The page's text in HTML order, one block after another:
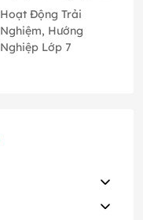
Hướng Nghiệp lớp 7
bản 1 Chân Trời
Sáng Tạo
Hoạt Động Trải
Nghiệm, Hướng
Nghiệp Lớp 7